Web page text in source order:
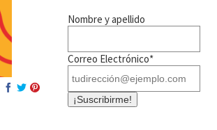
Nombre y apellido
Correo Electrónico*